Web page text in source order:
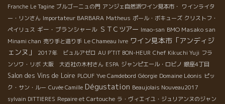
Franche Le Tagine ブルゴーニュの門 アンジェ自然派ワイン見本市・ ワインライタ
ー・リンさん Importateur BARBARA Matheus ポール・ボキューズ クリストフ・
ペイリュス ギー・ブランシャール ＳＴＣツアー Imao-san BMO Masako san
Minami chan 売り手と造り手 Le Chameau Ivre ワイン見本市「アンディジ
ェンヌ」
2017年 ビュルアゼロ AU P'TIT BON-HEUR Chef Kikuchi Yuji フラ
ンソワ・リボ 大阪 大近社の木村さん ESPA ジャンピエール・ロビノ 銀座4丁目
Salon des Vins de Loire PLOUF Yve Camdebord Géorgie Domaine Léonis ピッ
ク・サン・ルー Cuvée Camille Dégustation Beaujolais Nouveau2017
sylvain DITTIERES Repaire et Cartouche ラ・ヴィエイユ・ジュリアンヌのジャン